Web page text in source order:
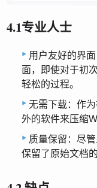
4.1专业人士
用户友好的界
面，即使对于初
轻松的过程。
无需下载：作
外的软件来压缩
质量保留：尽
保留了原始文档